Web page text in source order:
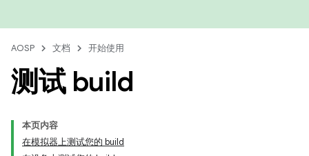
AOSP 文档 开始使用
测试 build
本页内容
在模拟器上测试您的 build